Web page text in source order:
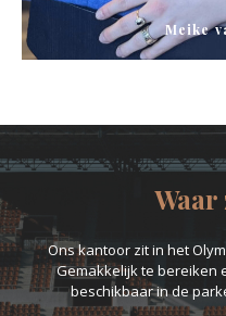
Meike
Ons kantoor zit in het
Gemakkelijk te bereiken
beschikbaar in de